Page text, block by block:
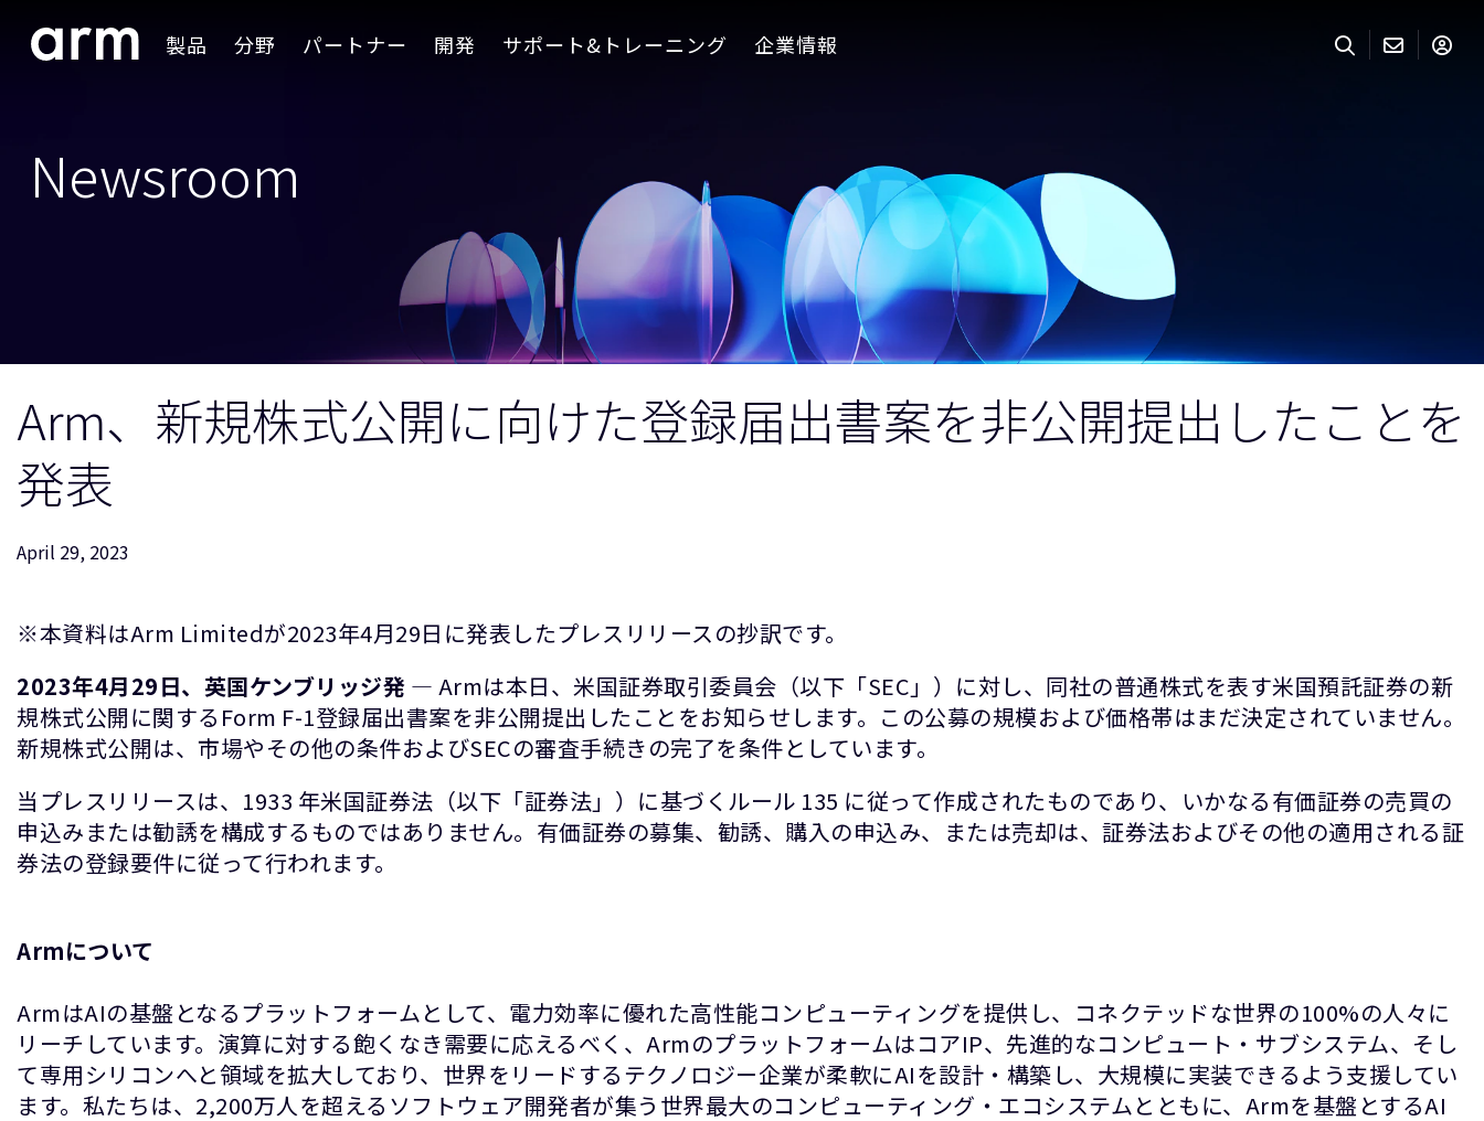
Skip to Footer 製品 分野 パートナー 開発 サポート&トレーニング 企業情報
Newsroom
Arm、新規株式公開に向けた登録届出書案を非公開提出したことを
発表
April 29, 2023
※本資料はArm Limitedが2023年4月29日に発表したプレスリリースの抄訳です。
2023年4月29日、英国ケンブリッジ発 ― Armは本日、米国証券取引委員会（以下「SEC」）に対し、同社の普通株式を表す米国預託証券の新
規株式公開に関するForm F-1登録届出書案を非公開提出したことをお知らせします。この公募の規模および価格帯はまだ決定されていません。
新規株式公開は、市場やその他の条件およびSECの審査手続きの完了を条件としています。
当プレスリリースは、1933 年米国証券法（以下「証券法」）に基づくルール 135 に従って作成されたものであり、いかなる有価証券の売買の
申込みまたは勧誘を構成するものではありません。有価証券の募集、勧誘、購入の申込み、または売却は、証券法およびその他の適用される証
券法の登録要件に従って行われます。
Armについて
ArmはAIの基盤となるプラットフォームとして、電力効率に優れた高性能コンピューティングを提供し、コネクテッドな世界の100%の人々に
リーチしています。演算に対する飽くなき需要に応えるべく、ArmのプラットフォームはコアIP、先進的なコンピュート・サブシステム、そし
て専用シリコンへと領域を拡大しており、世界をリードするテクノロジー企業が柔軟にAIを設計・構築し、大規模に実装できるよう支援してい
ます。私たちは、2,200万人を超えるソフトウェア開発者が集う世界最大のコンピューティング・エコシステムとともに、Armを基盤とするAI